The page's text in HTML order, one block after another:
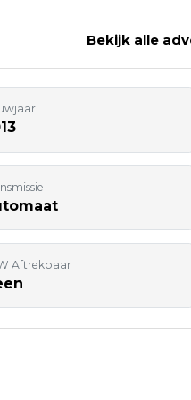
Bezoek
Bekijk alle
Aftrekbaar